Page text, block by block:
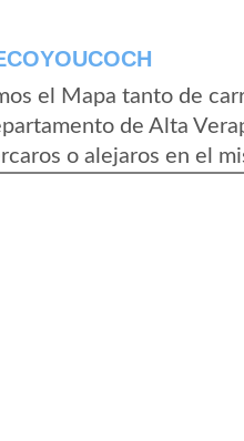
el Mapa tanto de
de Alta
o alejaros en el